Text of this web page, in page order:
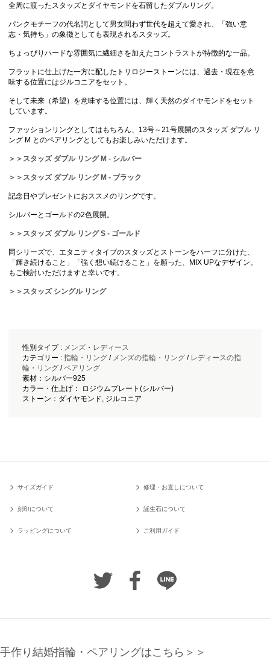
全周に渡ったスタッズとダイヤモンドを石留したダブルリング。
パンクモチーフの代名詞として男女問わず世代を超えて愛され、「強い意
志・気持ち」の象徴としても表現されるスタッズ。
ちょっぴりハードな雰囲気に繊細さを加えたコントラストが特徴的な一品。
フラットに仕上げた一方に配したトリロジーストーンには、過去・現在を意
味する位置にはジルコニアをセット。
そして未来（希望）を意味する位置には、輝く天然のダイヤモンドをセット
しています。
ファッションリングとしてはもちろん、13号～21号展開のスタッズ ダブル リ
ング M とのペアリングとしてもお楽しみいただけます。
＞＞スタッズ ダブル リング M - シルバー
＞＞スタッズ ダブル リング M - ブラック
記念日やプレゼントにおススメのリングです。
シルバーとゴールドの2色展開。
＞＞スタッズ ダブル リング S - ゴールド
同シリーズで、エタニティタイプのスタッズとストーンをハーフに分けた、
「輝き続けること」「強く想い続けること」を願った、MIX UPなデザイン。
もご検討いただけますと幸いです。
＞＞スタッズ シングル リング
性別タイプ : メンズ・ レディース
カテゴリー : 指輪・リング/ メンズの指輪・リング/ レディースの指
輪・リング/ペアリング
素材：シルバー925
カラー・仕上げ： ロジウムプレート(シルバー)
ストーン：ダイヤモンド, ジルコニア
サイズガイド 修理・お直しについて
刻印について 誕生石について
ラッピングについて ご利用ガイド
手作り結婚指輪・ペアリングはこちら＞＞